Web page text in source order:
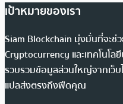
เป้าหมายของเรา
Siam Blockchain มุ่งมั่นที่จะช่
Cryptocurrency และเทคโนโล
รวบรวมข้อมูลส่วนใหญ่จากเว็บ
แปลส่งตรงถึงฟีดคุณ